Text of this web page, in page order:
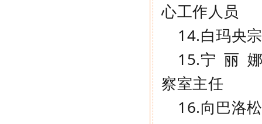
心工作人员
14.白玛央
15.宁 丽
察室主任
16.向巴洛